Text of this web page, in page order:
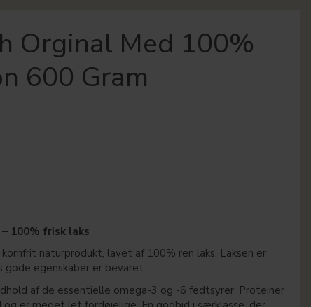
Orginal Med 100%
600 Gram
100% frisk laks
naturprodukt, lavet af 100% ren laks. Laksen er
gode egenskaber er bevaret.
af de essentielle omega-3 og -6 fedtsyrer. Proteiner